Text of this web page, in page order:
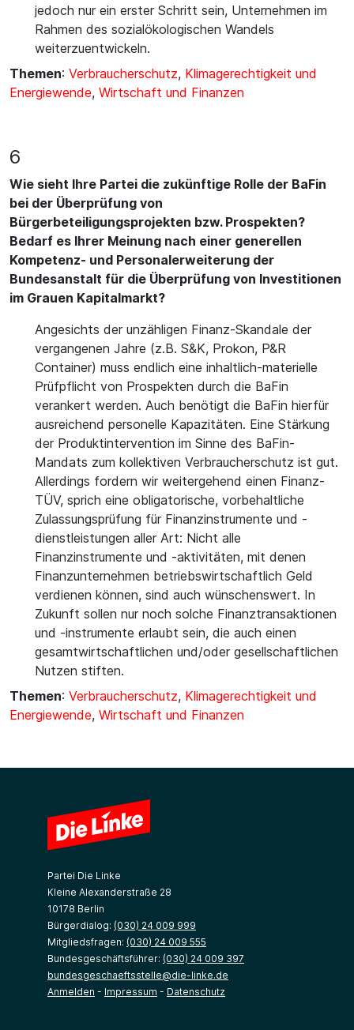
jedoch nur ein erster Schritt sein, Unternehmen im
Rahmen des sozialökologischen Wandels
weiterzuentwickeln.
Themen: Verbraucherschutz, Klimagerechtigkeit und
Energiewende, Wirtschaft und Finanzen
6
Wie sieht Ihre Partei die zukünftige Rolle der BaFin
bei der Überprüfung von
Bürgerbeteiligungsprojekten bzw. Prospekten?
Bedarf es Ihrer Meinung nach einer generellen
Kompetenz- und Personalerweiterung der
Bundesanstalt für die Überprüfung von Investitionen
im Grauen Kapitalmarkt?
Angesichts der unzähligen Finanz-Skandale der
vergangenen Jahre (z.B. S&K, Prokon, P&R
Container) muss endlich eine inhaltlich-materielle
Prüfpflicht von Prospekten durch die BaFin
verankert werden. Auch benötigt die BaFin hierfür
ausreichend personelle Kapazitäten. Eine Stärkung
der Produktintervention im Sinne des BaFin-
Mandats zum kollektiven Verbraucherschutz ist gut.
Allerdings fordern wir weitergehend einen Finanz-
TÜV, sprich eine obligatorische, vorbehaltliche
Zulassungsprüfung für Finanzinstrumente und -
dienstleistungen aller Art: Nicht alle
Finanzinstrumente und -aktivitäten, mit denen
Finanzunternehmen betriebswirtschaftlich Geld
verdienen können, sind auch wünschenswert. In
Zukunft sollen nur noch solche Finanztransaktionen
und -instrumente erlaubt sein, die auch einen
gesamtwirtschaftlichen und/oder gesellschaftlichen
Nutzen stiften.
Themen: Verbraucherschutz, Klimagerechtigkeit und
Energiewende, Wirtschaft und Finanzen
Partei Die Linke
Kleine Alexanderstraße 28
10178 Berlin
Bürgerdialog: (030) 24 009 999
Mitgliedsfragen: (030) 24 009 555
Bundesgeschäftsführer: (030) 24 009 397
bundesgeschaeftsstelle@die-linke.de
Anmelden - Impressum - Datenschutz